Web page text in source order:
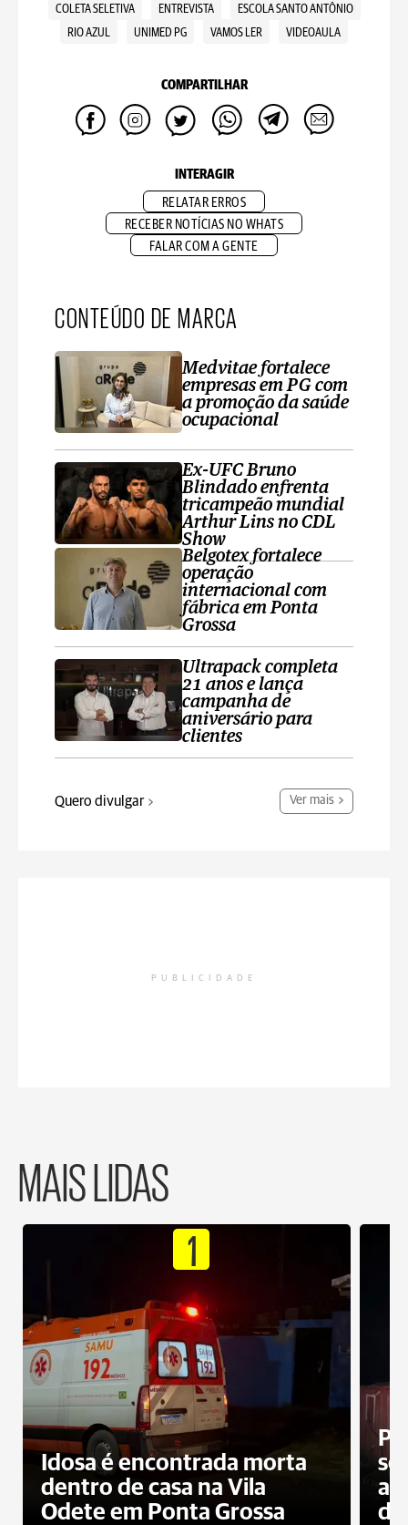
COLETA SELETIVA ENTREVISTA
ESCOLA SANTO ANTÔNIO
RIO AZUL
UNIMED PG VAMOS LER VIDEOAULA
COMPARTILHAR
INTERAGIR
RELATAR ERROS
RECEBER NOTÍCIAS NO WHATS
FALAR COM A GENTE
CONTEÚDO DE MARCA
Medvitae fortalece
empresas em PG com
a promoção da saúde
ocupacional
Ex-UFC Bruno
Blindado enfrenta
tricampeão mundial
Arthur Lins no CDL
Show
Belgotex fortalece
operação
internacional com
fábrica em Ponta
Grossa
Ultrapack completa
21 anos e lança
campanha de
aniversário para
clientes
Quero divulgar Ver mais
PUBLICIDADE
MAIS LIDAS
1
Idosa é encontrada morta
dentro de casa na Vila
Odete em Ponta Grossa
do